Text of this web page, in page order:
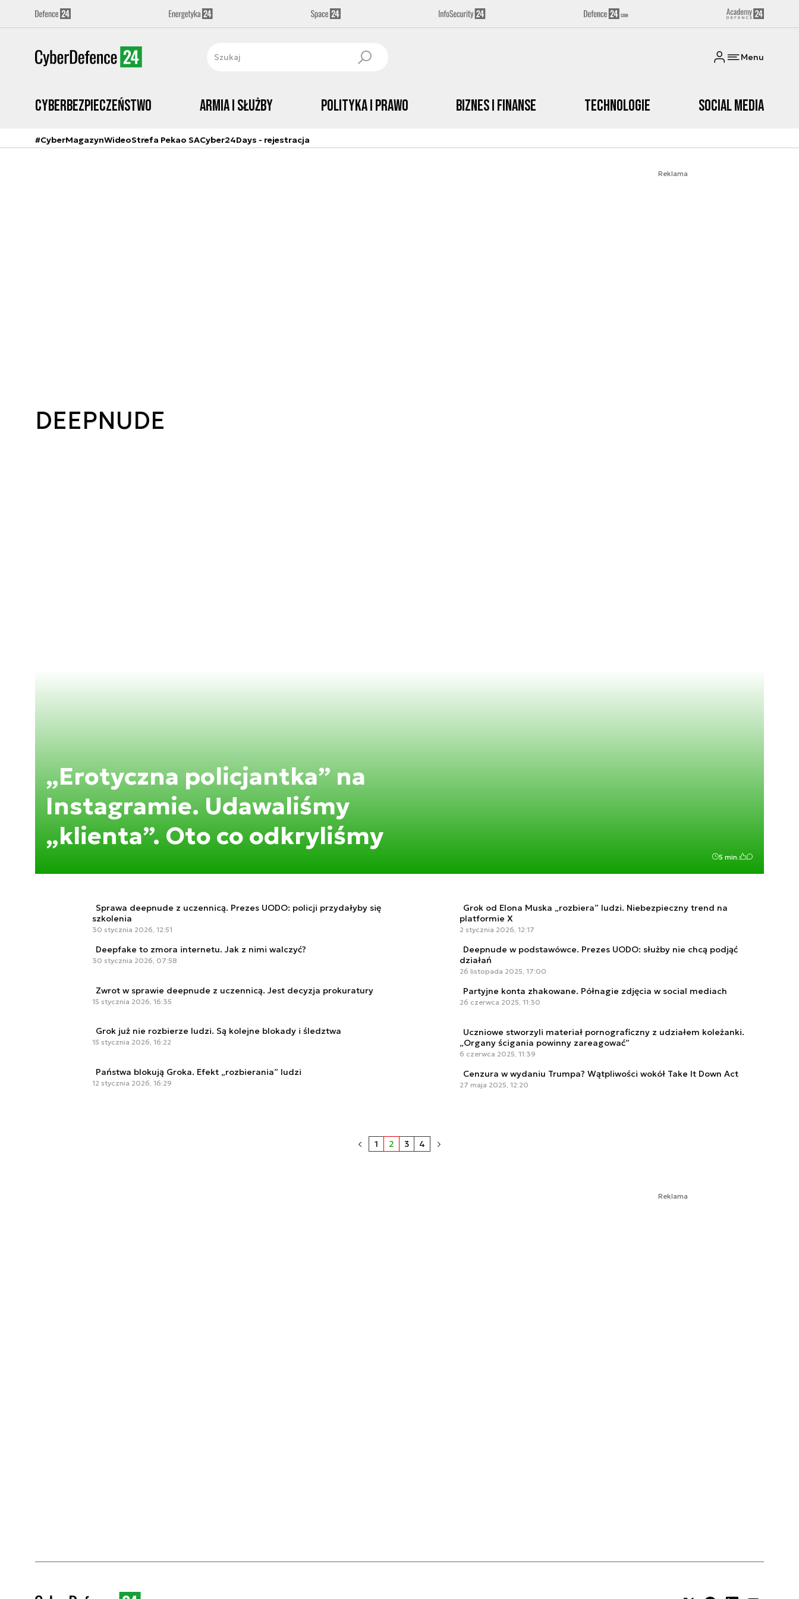
Menu
Cyberbezpieczeństwo Armia i Służby Polityka i prawo Biznes i Finanse Technologie Social media
#CyberMagazynWideoStrefa Pekao SACyber24Days - rejestracja
Reklama
DEEPNUDE
„Erotyczna policjantka” na
Instagramie. Udawaliśmy
„klienta”. Oto co odkryliśmy
5 min.
Sprawa deepnude z uczennicą. Prezes UODO: policji przydałyby się
szkolenia
30 stycznia 2026, 12:51
Deepfake to zmora internetu. Jak z nimi walczyć?
30 stycznia 2026, 07:58
Zwrot w sprawie deepnude z uczennicą. Jest decyzja prokuratury
15 stycznia 2026, 16:35
Grok już nie rozbierze ludzi. Są kolejne blokady i śledztwa
15 stycznia 2026, 16:22
Państwa blokują Groka. Efekt „rozbierania” ludzi
12 stycznia 2026, 16:29
Grok od Elona Muska „rozbiera” ludzi. Niebezpieczny trend na
platformie X
2 stycznia 2026, 12:17
Deepnude w podstawówce. Prezes UODO: służby nie chcą podjąć
działań
26 listopada 2025, 17:00
Partyjne konta zhakowane. Półnagie zdjęcia w social mediach
26 czerwca 2025, 11:30
Uczniowe stworzyli materiał pornograficzny z udziałem koleżanki.
„Organy ścigania powinny zareagować”
6 czerwca 2025, 11:39
Cenzura w wydaniu Trumpa? Wątpliwości wokół Take It Down Act
27 maja 2025, 12:20
1 2 3 4
Reklama